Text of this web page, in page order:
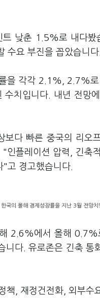
낮춘 1.5%로 내다
수요 부진을 꼽았습니다.
을 각각 2.1%, 2.7%
치입니다. 내년 전망
다 빠른 중국의 리오
인플레이션 압력, 긴축
고 경고했습니다.
국의 올해 경제성장률을 지난 3월 전망
2.6%에서 올해
다. 유로존은 긴축 통
책, 재정건전화, 외부